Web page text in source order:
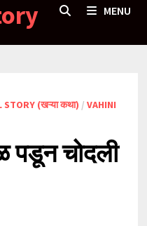
MENU
STORY (खऱ्या कथा) / VAHINI
पडून चोदली